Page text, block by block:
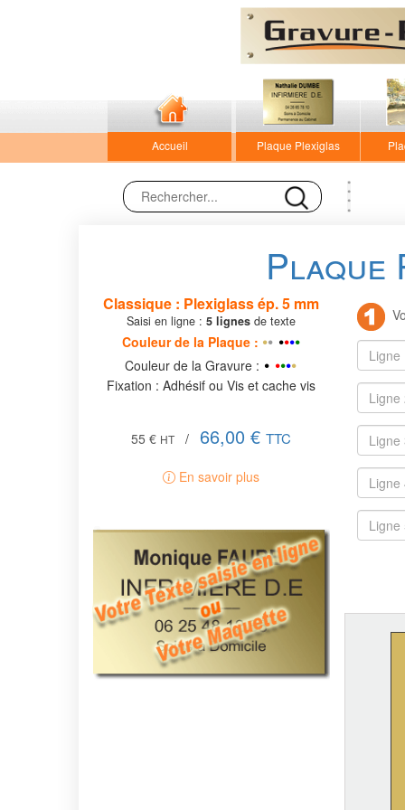
Accueil Plaque Plexiglas
Plaque
Classique : Plexiglass ép. 5 mm
Saisi en ligne : 5 lignesde texte
Couleur de la Plaque : ••• ••••
Couleur de la Gravure : • ••••
Fixation : Adhésif ou Vis et cache vis
55 € HT / 66,00 € TTC
En savoir plus